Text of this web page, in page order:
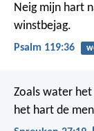
Neig mijn hart
winstbejag.
Psalm 119:36
Zoals water
het hart de